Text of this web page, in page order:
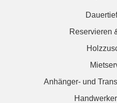
Reservieren
Anhänger- und